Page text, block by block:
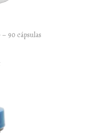
– 90 cápsulas